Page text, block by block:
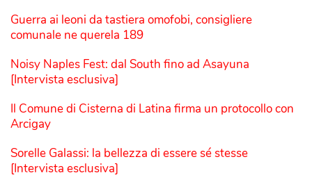
Guerra ai leoni da tastiera omofobi, consigliere
comunale ne querela 189
Noisy Naples Fest: dal South fino ad Asayuna
[Intervista esclusiva]
Il Comune di Cisterna di Latina firma un protocollo con
Arcigay
Sorelle Galassi: la bellezza di essere sé stesse
[Intervista esclusiva]